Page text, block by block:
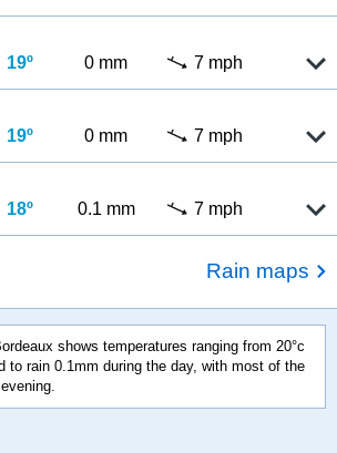
19º 0 mm 7 mph
19º 0 mm 7 mph
18º 0.1 mm 7 mph
Rain maps
shows temperatures ranging from 20°c
to rain 0.1mm during the day, with most of the